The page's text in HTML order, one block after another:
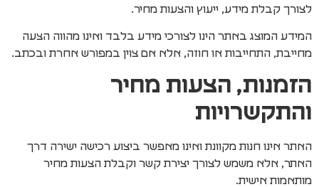
לצורך קבלת מידע, ייעוץ והצעות מחיר.
המידע המוצג באתר הינו לצורכי מידע בלבד ואינו מהווה הצעה
מחייבת, התחייבות או חוזה, אלא אם צוין במפורש אחרת ובכתב.
הזמנות, הצעות מחיר
והתקשרויות
האתר אינו חנות מקוונת ואינו מאפשר ביצוע רכישה ישירה דרך
האתר, אלא משמש לצורך יצירת קשר וקבלת הצעות מחיר
מותאמות אישית.